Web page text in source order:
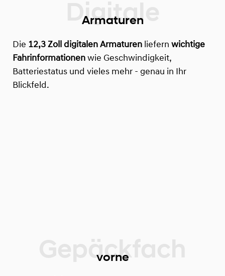
Armaturen
Die 12,3 Zoll digitalen Armaturen liefern wichtige
Fahrinformationen wie Geschwindigkeit,
Batteriestatus und vieles mehr - genau in Ihr
Blickfeld.
vorne